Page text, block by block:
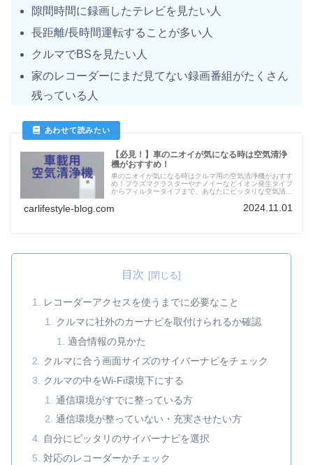
隙間時間に録画したテレビを見たい人
長距離/長時間運転することが多い人
クルマでBSを見たい人
家のレコーダーにまだ見てない録画番組がたくさん
残っている人
【必見！】車のニオイが気になる時は空気清浄
機がおすすめ！
車のニオイが気になる時はクルマ用の空気清浄機がおすす
め！プラズマクラスターやナノイーなどイオン発生タイプ
からフィルタータイプまで、あなたにピッタリな空気清浄
carlifestyle-blog.com 2024.11.01
目次
レコーダーアクセスを使うまでに必要なこと
クルマに社外のカーナビを取付けられるか確認
適合情報の見かた
クルマに合う画面サイズのサイバーナビをチェック
クルマの中をWi-Fi環境下にする
通信環境がすでに整っている方
通信環境が整っていない・充実させたい方
自分にピッタリのサイバーナビを選択
対応のレコーダーかチェック